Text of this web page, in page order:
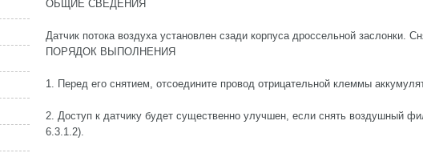
ОБЩИЕ СВЕДЕНИЯ
Датчик потока воздуха установлен сзади корпуса дроссельной заслонки.
ПОРЯДОК ВЫПОЛНЕНИЯ
1. Перед его снятием, отсоедините провод отрицательной клеммы
2. Доступ к датчику будет существенно улучшен, если снять воздушный
6.3.1.2).